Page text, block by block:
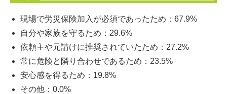
現場で労災保険加入が必須であったため：67.9%
自分や家族を守るため：29.6%
依頼主や元請けに推奨されていたため：27.2%
常に危険と隣り合わせであるため：23.5%
安心感を得るため：19.8%
その他：0.0%